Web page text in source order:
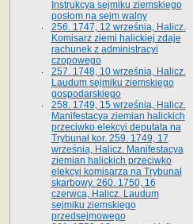
Instrukcya sejmiku ziemskiego
posłom na sejm walny
256. 1747, 12 września, Halicz.
Komisarz ziemi halickiej zdaje
rachunek z administracyi
czopowego
257. 1748, 10 września, Halicz.
Laudum sejmiku ziemskiego
gospodarskiego
258. 1749, 15 września, Halicz.
Manifestacya ziemian halickich
przeciwko elekcyi deputata na
Trybunał kor. 259. 1749, 17
września, Halicz. Manifestacya
ziemian halickich przeciwko
elekcyi komisarza na Trybunał
skarbowy. 260. 1750, 16
czerwca, Halicz. Laudum
sejmiku ziemskiego
przedsejmowego